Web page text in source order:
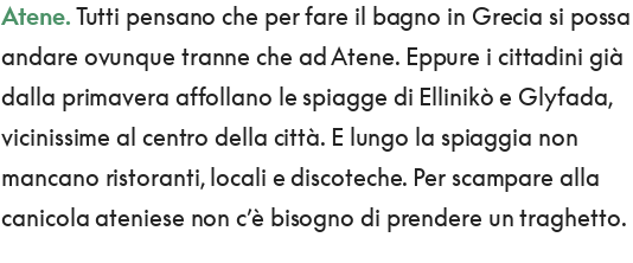
Atene. Tutti pensano che per fare il bagno in Grecia si possa
andare ovunque tranne che ad Atene. Eppure i cittadini già
dalla primavera affollano le spiagge di Ellinikò e Glyfada,
vicinissime al centro della città. E lungo la spiaggia non
mancano ristoranti, locali e discoteche. Per scampare alla
canicola ateniese non c’è bisogno di prendere un traghetto.